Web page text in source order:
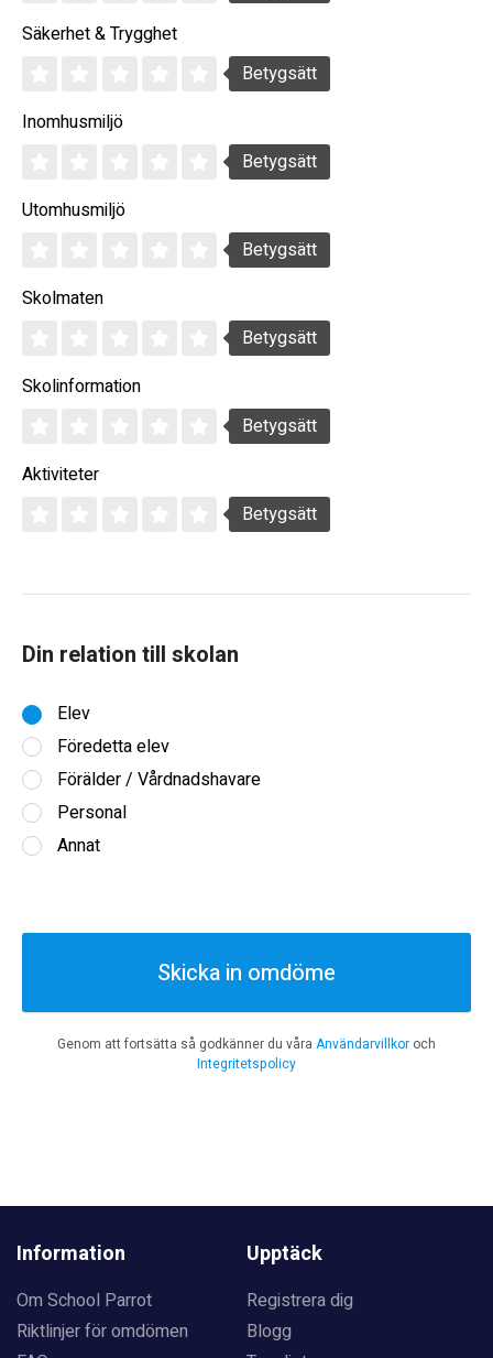
Säkerhet & Trygghet
Betygsätt
Inomhusmiljö
Betygsätt
Utomhusmiljö
Betygsätt
Skolmaten
Betygsätt
Skolinformation
Betygsätt
Aktiviteter
Betygsätt
Din relation till skolan
Elev
Föredetta elev
Förälder / Vårdnadshavare
Personal
Annat
Skicka in omdöme
Genom att fortsätta så godkänner du våra Användarvillkor och
Integritetspolicy
Information
Om School Parrot
Riktlinjer för omdömen
Upptäck
Registrera dig
Blogg